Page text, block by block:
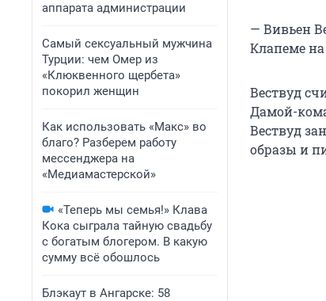
аппарата администрации
Самый сексуальный мужчина
Турции: чем Омер из
«Клюквенного щербета»
покорил женщин
Как использовать «Макс» во
благо? Разберем работу
мессенджера на
«Медиамастерской»
«Теперь мы семья!» Клава
Кока сыграла тайную свадьбу
с богатым блогером. В какую
сумму всё обошлось
Блэкаут в Ангарске: 58
— Вивьен
Клапеме
Вествуд
Дамой-
Вествуд
образы и